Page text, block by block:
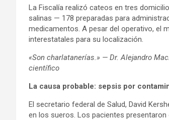
La Fiscalía realizó cateos en tres
salinas — 178 preparadas para
medicamentos. A pesar del operativo, el
interestatales para su localización.
«Son charlatanerías.» — Dr. Alejandro
científico
La causa probable: sepsis por
El secretario federal de Salud, David
en los sueros. Los pacientes